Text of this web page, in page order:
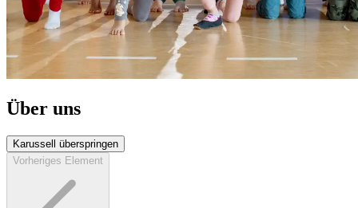
Über uns
Karussell überspringen
Vorheriges Element